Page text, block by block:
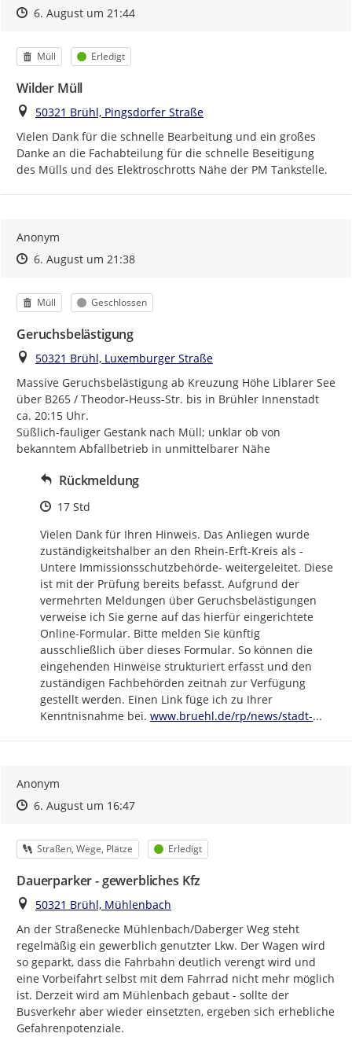
Zeitpunkt des Erstellens
Zeitpunkt des Erstellens
6. August um 21:44Zur Äußerung
Kategorie
Müll Status
Erledigt
Wilder Müll
Ort
50321 Brühl, Pingsdorfer Straße
Vielen Dank für die schnelle Bearbeitung und ein großes
Danke an die Fachabteilung für die schnelle Beseitigung
des Mülls und des Elektroschrotts Nähe der PM Tankstelle.
Anonym
Zeitpunkt des Erstellens
Zeitpunkt des Erstellens
6. August um 21:38Zur Äußerung
Kategorie
Müll Status
Geschlossen
Geruchsbelästigung
Ort
50321 Brühl, Luxemburger Straße
Massive Geruchsbelästigung ab Kreuzung Höhe Liblarer See
über B265 / Theodor-Heuss-Str. bis in Brühler Innenstadt
ca. 20:15 Uhr.
Süßlich-fauliger Gestank nach Müll; unklar ob von
bekanntem Abfallbetrieb in unmittelbarer Nähe
Rückmeldung
Zeitpunkt des Erstellens
17 Std
Vielen Dank für Ihren Hinweis. Das Anliegen wurde
zuständigkeitshalber an den Rhein-Erft-Kreis als -
Untere Immissionsschutzbehörde- weitergeleitet. Diese
ist mit der Prüfung bereits befasst. Aufgrund der
vermehrten Meldungen über Geruchsbelästigungen
verweise ich Sie gerne auf das hierfür eingerichtete
Online-Formular. Bitte melden Sie künftig
ausschließlich über dieses Formular. So können die
eingehenden Hinweise strukturiert erfasst und den
zuständigen Fachbehörden zeitnah zur Verfügung
gestellt werden. Einen Link füge ich zu Ihrer
Kenntnisnahme bei. https://
www.bruehl.de/rp/news/stadt-...
Anonym
Zeitpunkt des Erstellens
Zeitpunkt des Erstellens
6. August um 16:47Zur Äußerung
Kategorie
Straßen, Wege, Plätze Status
Erledigt
Dauerparker - gewerbliches Kfz
Ort
50321 Brühl, Mühlenbach
An der Straßenecke Mühlenbach/Daberger Weg steht
regelmäßig ein gewerblich genutzter Lkw. Der Wagen wird
so geparkt, dass die Fahrbahn deutlich verengt wird und
eine Vorbeifahrt selbst mit dem Fahrrad nicht mehr möglich
ist. Derzeit wird am Mühlenbach gebaut - sollte der
Busverkehr aber wieder einsetzten, ergeben sich erhebliche
Gefahrenpotenziale.